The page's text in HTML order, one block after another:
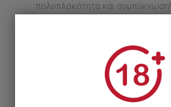
πολυπλοκότητα και συμπύκνωση!
15,90€